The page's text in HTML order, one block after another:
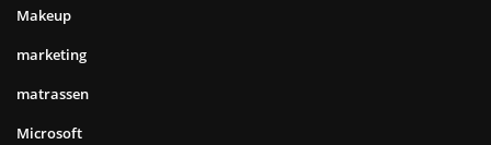
Makeup
marketing
matrassen
Microsoft